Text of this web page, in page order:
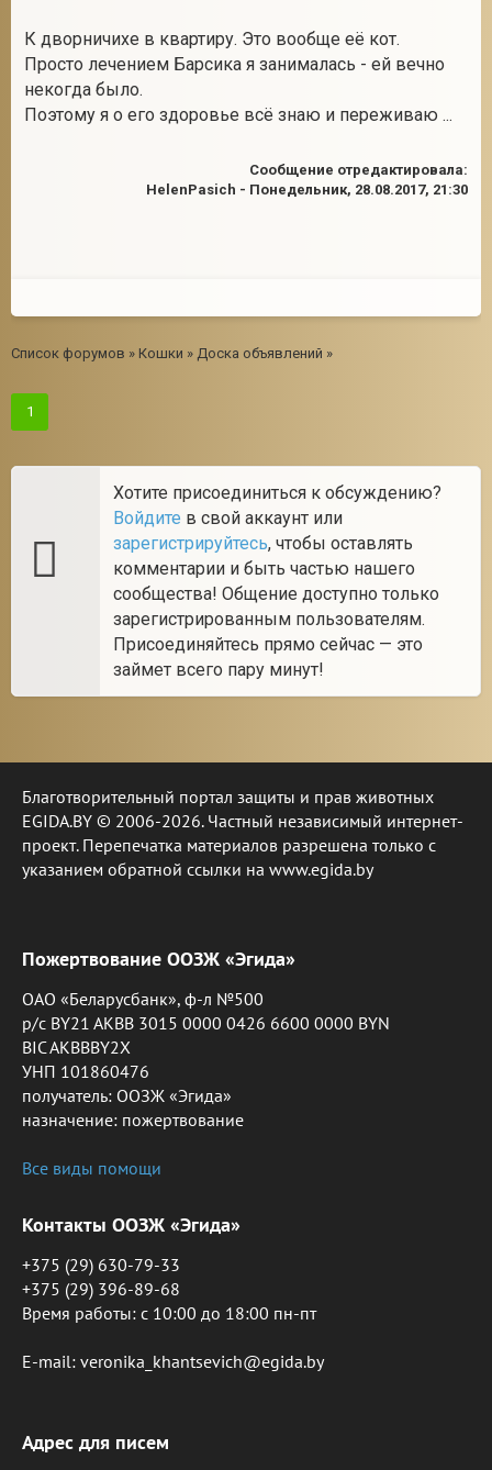
К дворничихе в квартиру. Это вообще её кот.
Просто лечением Барсика я занималась - ей вечно
некогда было.
Поэтому я о его здоровье всё знаю и переживаю ...
Сообщение отредактировала:
HelenPasich - Понедельник, 28.08.2017, 21:30
Список форумов » Кошки » Доска объявлений »
1
Хотите присоединиться к обсуждению?
Войдите в свой аккаунт или
зарегистрируйтесь, чтобы оставлять
комментарии и быть частью нашего
сообщества! Общение доступно только
зарегистрированным пользователям.
Присоединяйтесь прямо сейчас — это
займет всего пару минут!
Благотворительный портал защиты и прав животных
EGIDA.BY © 2006-2026. Частный независимый интернет-
проект. Перепечатка материалов разрешена только с
указанием обратной ссылки на www.egida.by
Пожертвование ООЗЖ «Эгида»
ОАО «Беларусбанк», ф-л №500
р/с BY21 AKBB 3015 0000 0426 6600 0000 BYN
BIC AKBBBY2X
УНП 101860476
получатель: ООЗЖ «Эгида»
назначение: пожертвование
Все виды помощи
Контакты ООЗЖ «Эгида»
+375 (29) 630-79-33
+375 (29) 396-89-68
Время работы: c 10:00 до 18:00 пн-пт
E-mail: veronika_khantsevich@egida.by
Адрес для писем